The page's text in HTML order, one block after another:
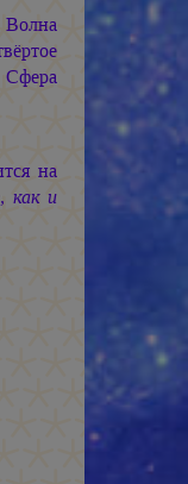
Волна
Сфера
на
как и